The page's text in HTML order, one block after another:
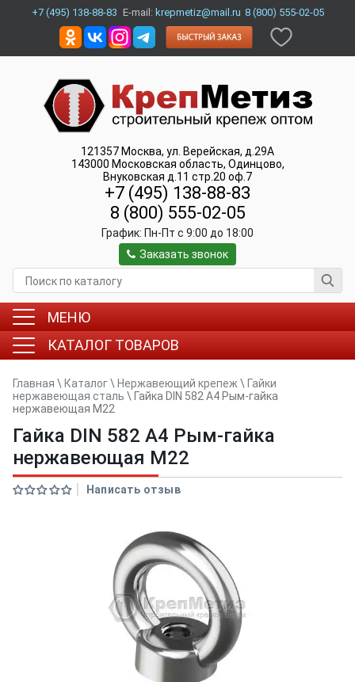
+7 (495) 138-88-83 E-mail: krepmetiz@mail.ru 8 (800) 555-02-05
121357 Москва, ул. Верейская, д.29А
143000 Московская область, Одинцово,
Внуковская д.11 стр.20 оф.7
+7 (495) 138-88-83
8 (800) 555-02-05
График: Пн-Пт c 9:00 до 18:00
Заказать звонок
МЕНЮ
КАТАЛОГ ТОВАРОВ
Главная \ Каталог\ Нержавеющий крепеж \ Гайки
нержавеющая сталь \ Гайка DIN 582 А4 Рым-гайка
нержавеющая M22
Гайка DIN 582 А4 Рым-гайка
нержавеющая M22
Написать отзыв